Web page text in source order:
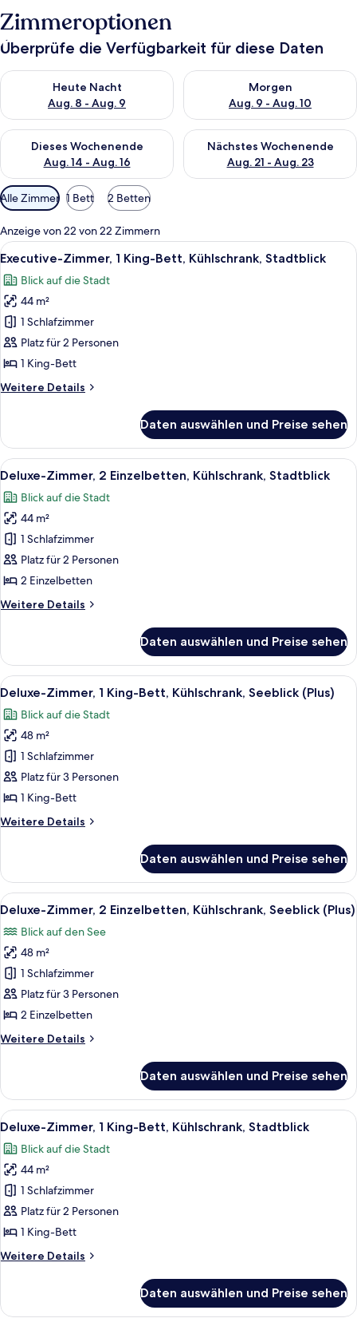
Zimmeroptionen
Überprüfe die Verfügbarkeit für diese Daten
Heute Nacht
Aug. 8 - Aug. 9
Überprüfe die Verfügbarkeit für heute Nacht, Aug. 8 - Aug. 9.
Morgen
Aug. 9 - Aug. 10
Überprüfe die Verfügbarkeit
Dieses Wochenende
Aug. 14 - Aug. 16
Überprüfe die Verfügbarkeit für dieses Wochenende, Aug. 14
Nächstes Wochenende
Aug. 21 - Aug. 23
Überprüfe die Verfügbarkeit
Verfügbare
Filter
für
Zimmer
Alle Zimmer 1 Bett 2 Betten
Anzeige von 22 von 22 Zimmern
Alle
Fotos
für
Executive-
Zimmer,
1 King-
Bett,
Stadtblick
Ein modernes Hotelzimmer mit
8
Executive-Zimmer, 1 King-Bett, Kühlschrank, Stadtblick
Blick auf die Stadt
44 m²
1 Schlafzimmer
Platz für 2 Personen
1 King-Bett
Weitere Details
Weitere
Zimmer,
1 King-
Bett,
Stadtblick
Daten auswählen und Preise sehen
Alle
Fotos
für
Deluxe-
Zimmer,
2 Einzelbetten,
Kühlschrank,
anzeigen
Ein Hotelzimmer mit zwei Betten,
8
Deluxe-Zimmer, 2 Einzelbetten, Kühlschrank, Stadtblick
Blick auf die Stadt
44 m²
1 Schlafzimmer
Platz für 2 Personen
2 Einzelbetten
Weitere Details
Weitere
Zimmer,
2 Einzelbetten,
Kühlschrank,
Daten auswählen und Preise sehen
Alle
Fotos
für
Deluxe-
Zimmer,
1 King-
Bett,
Seeblick
Ein modernes Hotelzimmer mit
9
Deluxe-Zimmer, 1 King-Bett, Kühlschrank, Seeblick (Plus)
Blick auf die Stadt
48 m²
1 Schlafzimmer
Platz für 3 Personen
1 King-Bett
Weitere Details
Weitere
Zimmer,
1 King-
Bett,
Seeblick
(Plus)
Daten auswählen und Preise sehen
Alle
Fotos
für
Deluxe-
Zimmer,
2 Einzelbetten,
Kühlschrank,
(Plus)
Ein Hotelzimmer mit zwei Betten,
9
Deluxe-Zimmer, 2 Einzelbetten, Kühlschrank, Seeblick (Plus)
Blick auf den See
48 m²
1 Schlafzimmer
Platz für 3 Personen
2 Einzelbetten
Weitere Details
Weitere
Zimmer,
2 Einzelbetten,
Kühlschrank,
(Plus)
Daten auswählen und Preise sehen
Alle
Fotos
für
Deluxe-
Zimmer,
1 King-
Bett,
Stadtblick
Ein modernes Hotelzimmer mit
7
Deluxe-Zimmer, 1 King-Bett, Kühlschrank, Stadtblick
Blick auf die Stadt
44 m²
1 Schlafzimmer
Platz für 2 Personen
1 King-Bett
Weitere Details
Weitere
Zimmer,
Daten auswählen und Preise sehen